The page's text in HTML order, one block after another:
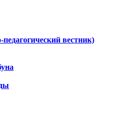
вестник)